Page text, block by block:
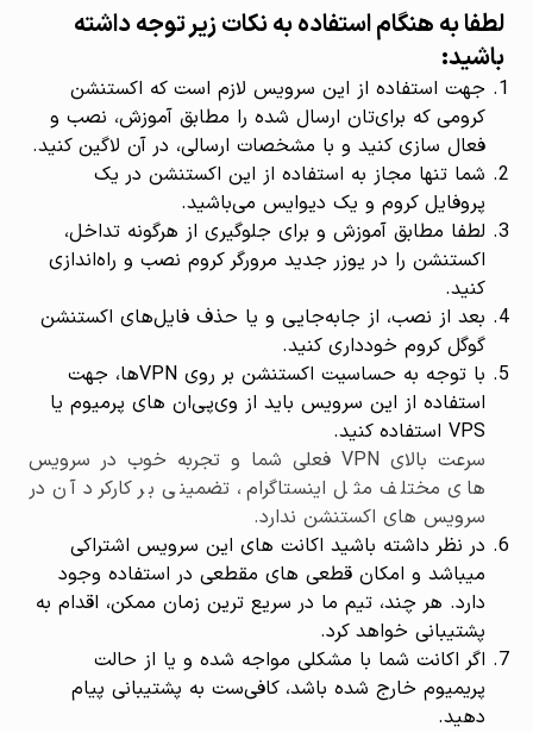
لطفا به هنگام استفاده به نکات زیر توجه داشته
باشید:
جهت استفاده از این سرویس لازم است که اکستنشن
کرومی که برای‌تان ارسال شده را مطابق آموزش، نصب و
فعال سازی کنید و با مشخصات ارسالی، در آن لاگین کنید.
شما تنها مجاز به استفاده از این اکستنشن در یک
پروفایل کروم و یک دیوایس می‌باشید.
لطفا مطابق آموزش و برای جلوگیری از هرگونه تداخل،
اکستنشن را در یوزر جدید مرورگر کروم نصب و راه‌اندازی
کنید.
بعد از نصب، از جابه‌جایی و یا حذف فایل‌های اکستنشن
گوگل کروم خودداری کنید.
با توجه به حساسیت اکستنشن بر روی VPNها، جهت
استفاده از این سرویس باید از وی‌پی‌ان های پرمیوم یا
VPS استفاده کنید.
سرعت بالای VPN فعلی شما و تجربه خوب در سرویس
های مختلف مثل اینستاگرام، تضمینی بر کارکرد آن در
سرویس های اکستنشن ندارد.
در نظر داشته باشید اکانت های این سرویس اشتراکی
میباشد و امکان قطعی های مقطعی در استفاده وجود
دارد. هر چند، تیم ما در سریع ترین زمان ممکن، اقدام به
پشتیبانی خواهد کرد.
اگر اکانت شما با مشکلی مواجه شده و یا از حالت
پریمیوم خارج شده باشد، کافی‌ست به پشتیبانی پیام
دهید.